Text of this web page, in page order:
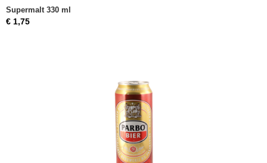
Supermalt 330 ml
€ 1,75